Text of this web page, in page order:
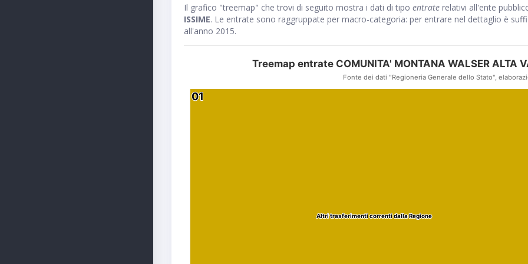
Il grafico "treemap" che trovi di seguito mostra i dati di tipo entraterelativi all'ente
ISSIME. Le entrate sono raggruppate per macro-categoria: per entrare nel dettaglio è
all'anno 2015.
Treemap entrate COMUNITA' MONTANA WALSER ALTA
Fonte dei dati "Regioneria Generale dello Stato",
01
01
Altri trasferimenti correnti dalla Regione
Altri trasferimenti correnti dalla Regione